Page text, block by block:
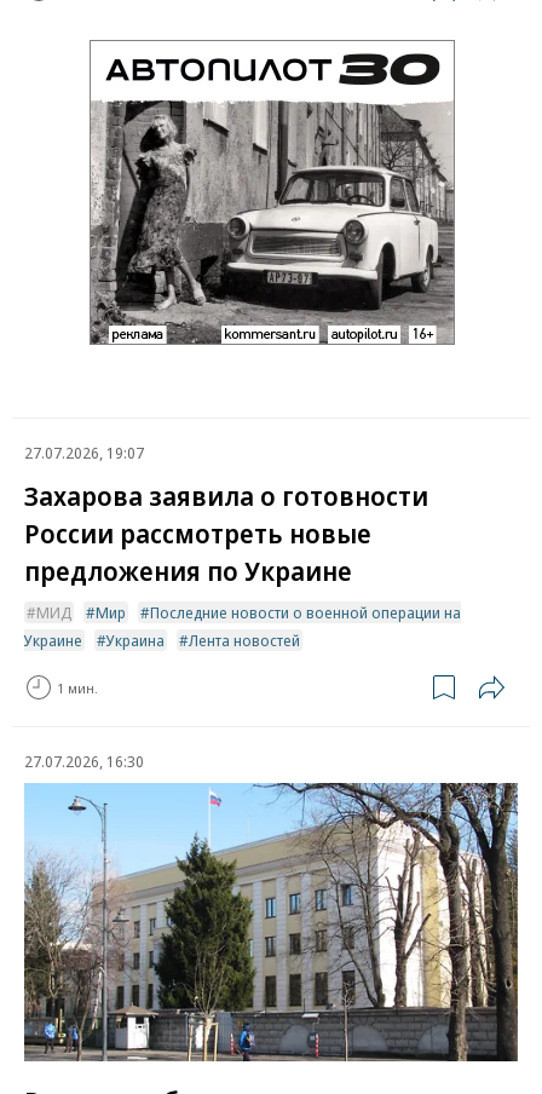
27.07.2026, 19:07
Захарова заявила о готовности
России рассмотреть новые
предложения по Украине
МИД Мир
Последние новости о военной операции на
Украине
Украина Лента новостей
1 мин.
27.07.2026, 16:30